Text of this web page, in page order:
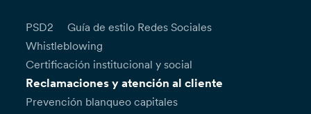
PSD2
Guía de estilo Redes Sociales
Whistleblowing
Certificación institucional y social
Reclamaciones y atención al cliente
Prevención blanqueo capitales